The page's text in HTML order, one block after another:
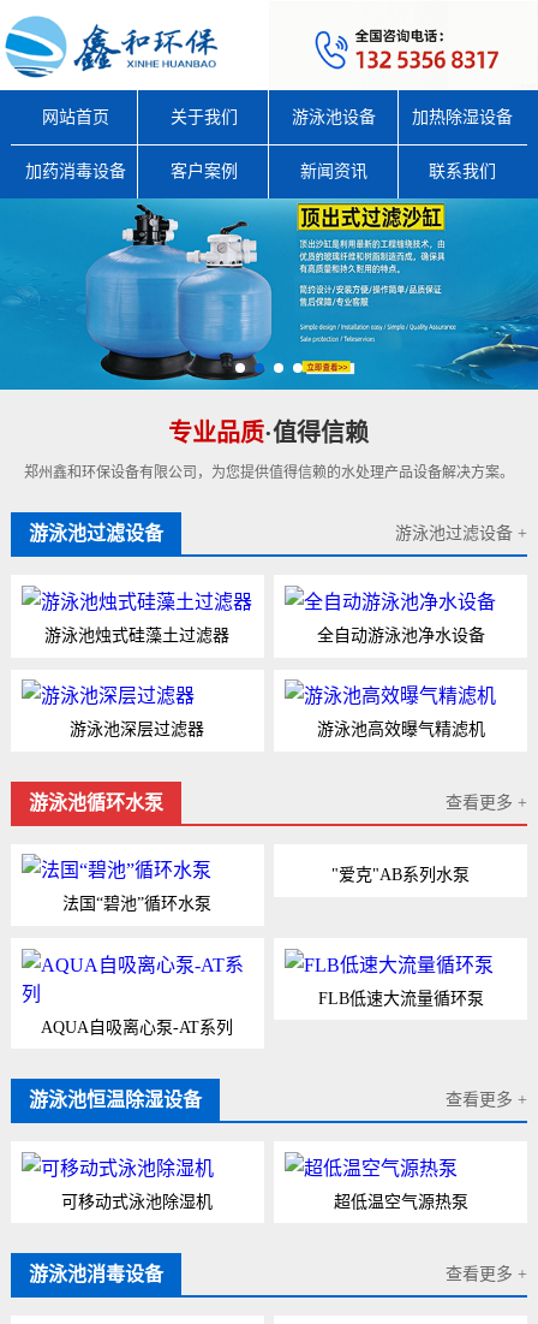
网站首页 关于我们 游泳池设备 加热除湿设备
加药消毒设备 客户案例 新闻资讯 联系我们
专业品质·值得信赖
郑州鑫和环保设备有限公司，为您提供值得信赖的水处理产品设备解决方案。
游泳池过滤设备 +
游泳池过滤设备
游泳池烛式硅藻土过滤器 全自动游泳池净水设备
游泳池深层过滤器 游泳池高效曝气精滤机
查看更多 +
游泳池循环水泵
法国“碧池”循环水泵
"爱克"AB系列水泵
AQUA自吸离心泵-AT系列
FLB低速大流量循环泵
查看更多 +
游泳池恒温除湿设备
可移动式泳池除湿机 超低温空气源热泵
查看更多 +
游泳池消毒设备